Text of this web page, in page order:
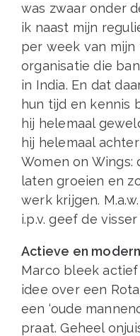
was zwaar onder
ik naast mijn
per week van
organisatie die
in India. En dat
hun tijd en kennis
hij helemaal
hij helemaal
Women on Wings:
laten groeien en
werk krijgen.
i.p.v. geef de visser
Actieve en
Marco bleek
idee over een
een ‘oude
praat. Geheel